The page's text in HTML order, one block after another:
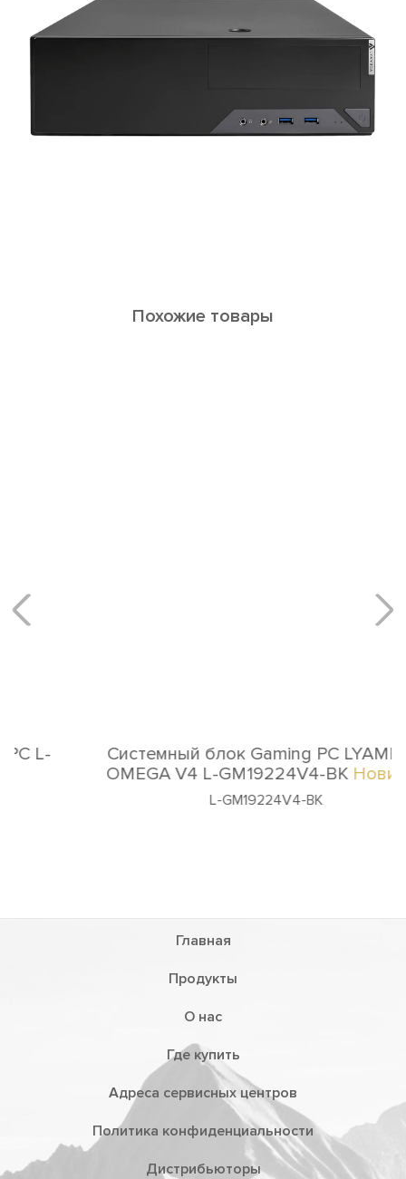
Похожие товары
Системный блок Gaming PC LYAMBDA
OMEGA V4 L-GM19224V4-BKНовинка
L-GM19224V4-BK
Главная
Продукты
О нас
Где купить
Адреса сервисных центров
Политика конфиденциальности
Дистрибьюторы